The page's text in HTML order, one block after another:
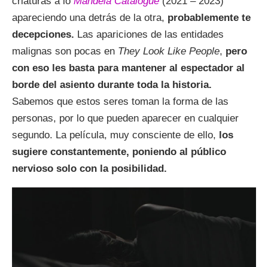
apareciendo una detrás de la otra, probablemente te
decepciones. Las apariciones de las entidades
malignas son pocas en They Look Like People, pero
con eso les basta para mantener al espectador al
borde del asiento durante toda la historia.
Sabemos que estos seres toman la forma de las
personas, por lo que pueden aparecer en cualquier
segundo. La película, muy consciente de ello, los
sugiere constantemente, poniendo al público
nervioso solo con la posibilidad.